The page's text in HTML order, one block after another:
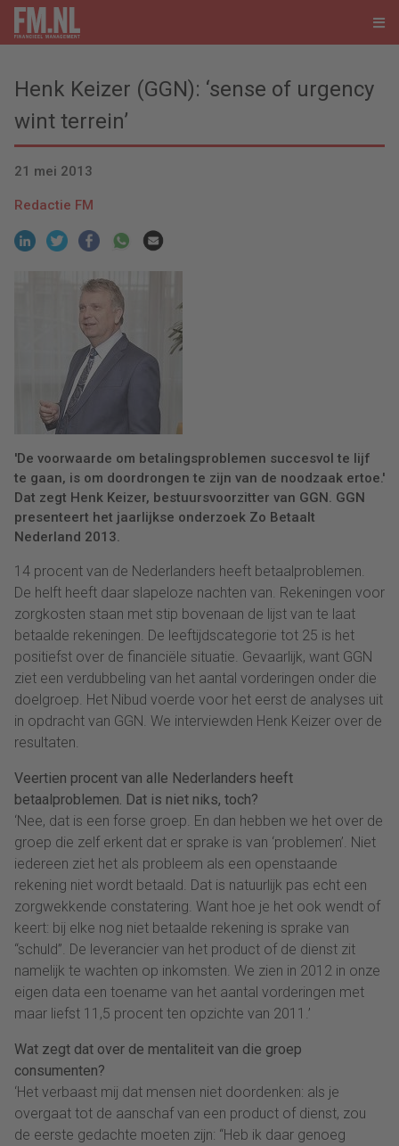
Henk Keizer (GGN): ‘sense of urgency
wint terrein’
21 mei 2013
Redactie FM
'De voorwaarde om betalingsproblemen succesvol te lijf
te gaan, is om doordrongen te zijn van de noodzaak ertoe.'
Dat zegt Henk Keizer, bestuursvoorzitter van GGN. GGN
presenteert het jaarlijkse onderzoek Zo Betaalt
Nederland 2013.
14 procent van de Nederlanders heeft betaalproblemen.
De helft heeft daar slapeloze nachten van. Rekeningen voor
zorgkosten staan met stip bovenaan de lijst van te laat
betaalde rekeningen. De leeftijdscategorie tot 25 is het
positiefst over de financiële situatie. Gevaarlijk, want GGN
ziet een verdubbeling van het aantal vorderingen onder die
doelgroep. Het Nibud voerde voor het eerst de analyses uit
in opdracht van GGN. We interviewden Henk Keizer over de
resultaten.
Veertien procent van alle Nederlanders heeft
betaalproblemen. Dat is niet niks, toch?
‘Nee, dat is een forse groep. En dan hebben we het over de
groep die zelf erkent dat er sprake is van ‘problemen’. Niet
iedereen ziet het als probleem als een openstaande
rekening niet wordt betaald. Dat is natuurlijk pas echt een
zorgwekkende constatering. Want hoe je het ook wendt of
keert: bij elke nog niet betaalde rekening is sprake van
“schuld”. De leverancier van het product of de dienst zit
namelijk te wachten op inkomsten. We zien in 2012 in onze
eigen data een toename van het aantal vorderingen met
maar liefst 11,5 procent ten opzichte van 2011.’
Wat zegt dat over de mentaliteit van die groep
consumenten?
‘Het verbaast mij dat mensen niet doordenken: als je
overgaat tot de aanschaf van een product of dienst, zou
de eerste gedachte moeten zijn: “Heb ik daar genoeg